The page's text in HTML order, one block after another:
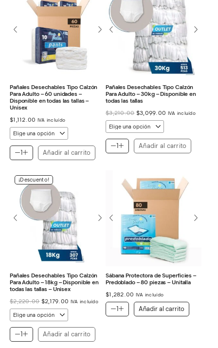
Pañales Desechables Tipo Calzón
Para Adulto – 60 unidades –
Disponible en todas las tallas –
Unisex
$1,112.00 IVA incluído
Añadir al carrito
Pañales Desechables Tipo Calzón
Para Adulto – 30kg – Disponible en
todas las tallas
$3,210.00 El
precio
original
era:
$3,210.00.
$3,099.00 El
$3,099.00.
IVA incluído
Añadir al carrito
¡Descuento!
Pañales Desechables Tipo Calzón
Para Adulto – 18kg – Disponible en
todas las tallas – Unisex
$2,220.00 El
precio
original
era:
$2,220.00.
$2,179.00 El
$2,179.00.
IVA incluído
Añadir al carrito
Sábana Protectora de Superficies –
Predoblado – 80 piezas – Unitalla
$1,282.00 IVA incluído
Añadir al carrito